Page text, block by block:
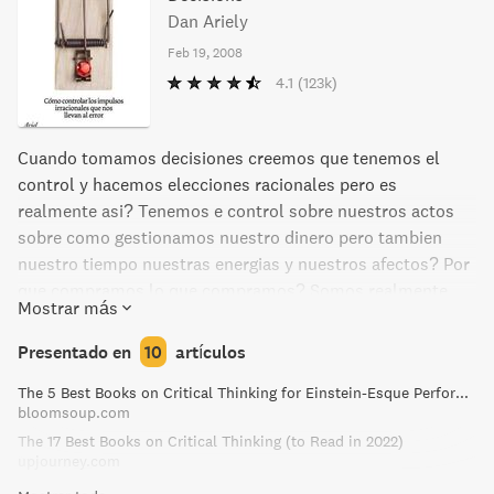
Dan Ariely
Feb 19, 2008
4.1 (123k)
Cuando tomamos decisiones creemos que tenemos el
control y hacemos elecciones racionales pero es
realmente asi? Tenemos e control sobre nuestros actos
sobre como gestionamos nuestro dinero pero tambien
nuestro tiempo nuestras energias y nuestros afectos? Por
duenos de nuestras decisiones o se nos puede manipular
como consumidores? Por que lo gratuito acaba saliendo
caro? Que influye en que un producto nos parezca caro o
barato? Gasta mas quien paga con tarjeta de credito? Por
que compramos cosas que no necesitamos? Influyen las
marcas en nuestro grado de satisfaccion ante un
Mostrar más
Presentado en 10 artículos
The 5 Best Books on Critical Thinking for Einstein-Esque Performance
bloomsoup.com
The 17 Best Books on Critical Thinking (to Read in 2022)